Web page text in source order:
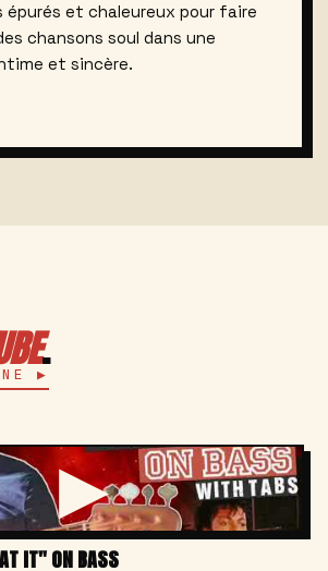
épurés et chaleureux pour faire
chansons soul dans une
et sincère.
.
IT" ON BASS